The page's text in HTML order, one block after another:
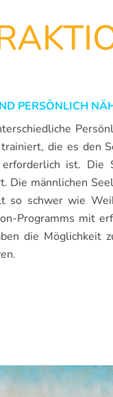
PERSÖNLICH
die es den
ist.
Die männlichen
so schwer wie
Programms mit
die Möglichkeit